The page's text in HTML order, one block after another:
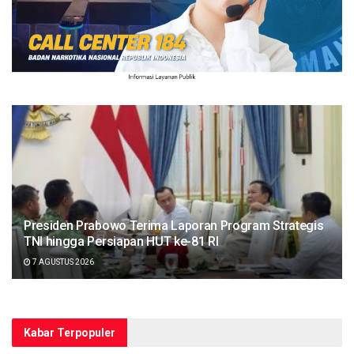
Presiden Prabowo Terima Laporan Program Strategis
TNI hingga Persiapan HUT ke-81 RI
7 AGUSTUS 2026
Kabar Terpopuler